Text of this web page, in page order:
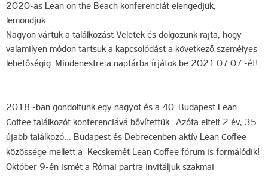
2020-as Lean on the Beach konferenciát elengedjük,
lemondjuk…
Nagyon vártuk a találkozást Veletek és dolgozunk rajta, hogy
valamilyen módon tartsuk a kapcsolódást a következő személyes
lehetőségig. Mindenestre a naptárba írjátok be 2021.07.07.-ét!
—————————————
2018 -ban gondoltunk egy nagyot és a 40. Budapest Lean
Coffee találkozót konferenciává bővítettük. Azóta eltelt 2 év, 35
újabb találkozó… Budapest és Debrecenben aktív Lean Coffee
közössége mellett a Kecskemét Lean Coffee fórum is formálódik!
Október 9-én ismét a Római partra invitáljuk szakmai